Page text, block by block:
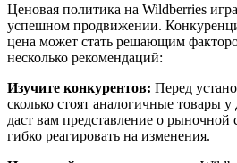
Ценовая политика на Wildberries
успешном продвижении.
цена может стать решающим
несколько рекомендаций:
Изучите конкурентов: Перед
сколько стоят аналогичные товары
даст вам представление о рыночной
гибко реагировать на изменения.